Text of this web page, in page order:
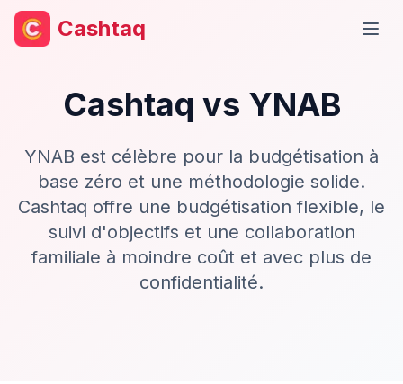
Cashtaq
Cashtaq vs YNAB
YNAB est célèbre pour la budgétisation à
base zéro et une méthodologie solide.
Cashtaq offre une budgétisation flexible, le
suivi d'objectifs et une collaboration
familiale à moindre coût et avec plus de
confidentialité.